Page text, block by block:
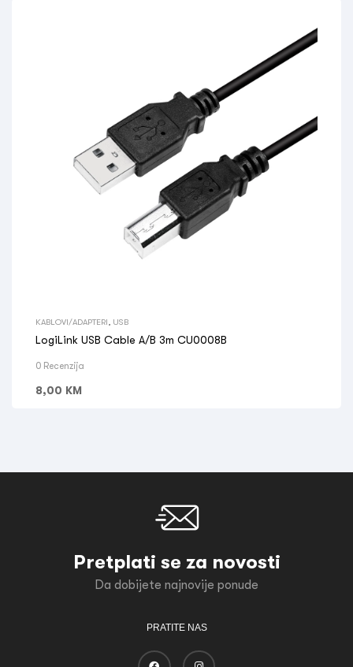
KABLOVI/ADAPTERI USB
LogiLink USB Cable A/B 3m CU0008B
0 Recenzija
8,00 KM
Pretplati se za novosti
Da dobijete najnovije ponude
PRATITE NAS